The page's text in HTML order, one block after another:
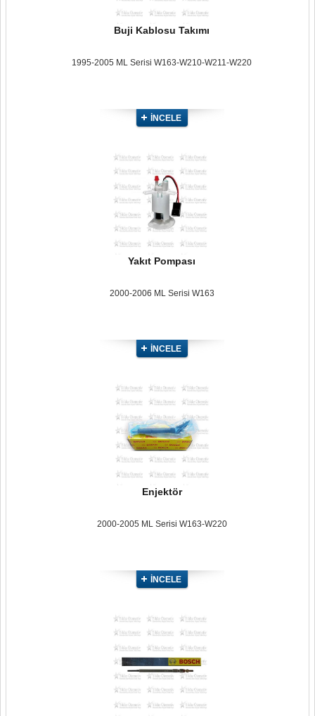
Buji Kablosu Takımı
1995-2005 ML Serisi W163-W210-W211-W220
İNCELE
Yakıt Pompası
2000-2006 ML Serisi W163
İNCELE
Enjektör
2000-2005 ML Serisi W163-W220
İNCELE